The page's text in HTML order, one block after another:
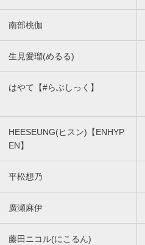
南部桃伽
生見愛瑠(めるる)
はやて【#らぶしっく】
HEESEUNG(ヒスン)【ENHYP
EN】
平松想乃
廣瀬麻伊
藤田ニコル(にこるん)